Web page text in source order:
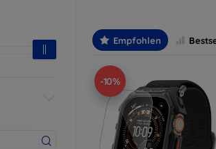
Empfohlen
-10%